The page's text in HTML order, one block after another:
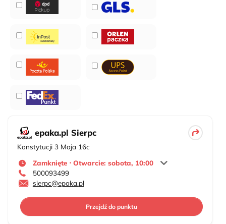
epaka.pl Sierpc
Konstytucji 3 Maja 16c
Zamknięte ⋅ Otwarcie: sobota, 10:00
500093499
sierpc@epaka.pl
Przejdź do punktu